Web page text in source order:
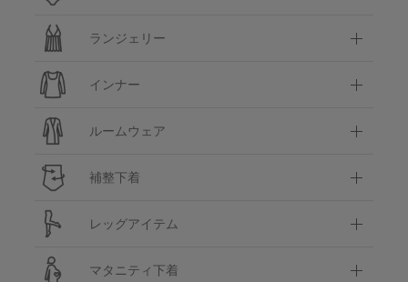
ランジェリー
インナー
ルームウェア
補整下着
レッグアイテム
マタニティ下着